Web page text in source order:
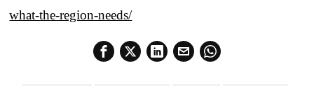
what-the-region-needs/